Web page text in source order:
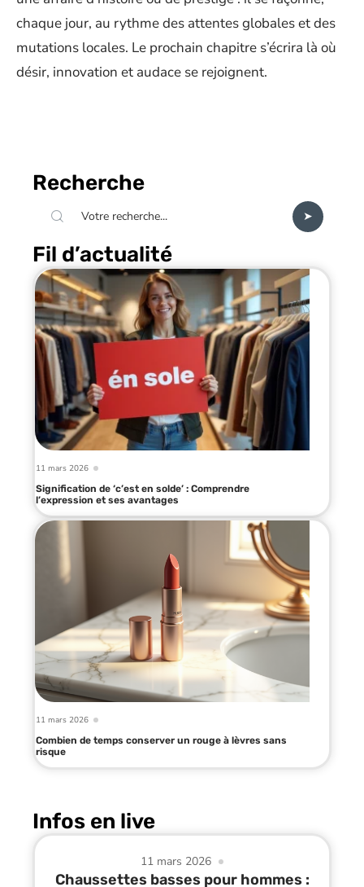
chaque jour, au rythme des attentes globales et des
mutations locales. Le prochain chapitre s’écrira là où
désir, innovation et audace se rejoignent.
Recherche
Fil d’actualité
11 mars 2026
Signification de ‘c’est en solde’ : Comprendre
l’expression et ses avantages
11 mars 2026
Combien de temps conserver un rouge à lèvres sans
risque
Infos en live
11 mars 2026
Chaussettes basses pour hommes :